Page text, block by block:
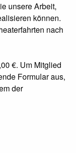
unsere Arbeit,
können.
nach
€. Um Mitglied
Formular aus,
der